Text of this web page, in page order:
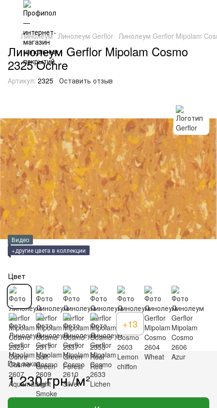
Линолеум Линолеум Gerflor Линолеум Gerflor Mipolam
Линолеум Gerflor Mipolam Cosmo
2325 Ochre
Артикул: 2325 Оставить отзыв
Видео
+другие цвета в коллекции
Цвет
+13
Под заказ
1 230 грн./м²